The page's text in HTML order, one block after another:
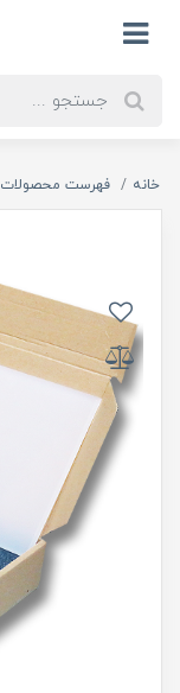
خانه فهرست محصولات